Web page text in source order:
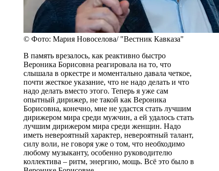
© Фото: Мария Новоселова/ "Вестник Кавказа"
В память врезалось, как реактивно быстро
Вероника Борисовна реагировала на то, что
слышала в оркестре и моментально давала четкое,
почти жесткое указание, что не надо делать и что
надо делать вместо этого. Теперь я уже сам
опытный дирижер, не такой как Вероника
Борисовна, конечно, мне не удастся стать лучшим
дирижером мира среди мужчин, а ей удалось стать
лучшим дирижером мира среди женщин. Надо
иметь невероятный характер, невероятный талант,
силу воли, не говоря уже о том, что необходимо
любому музыканту, особенно руководителю
коллектива – ритм, энергию, мощь. Всё это было в